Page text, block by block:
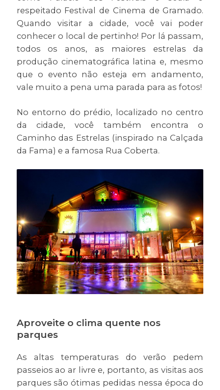
respeitado Festival de Cinema de Gramado.
Quando visitar a cidade, você vai poder
conhecer o local de pertinho! Por lá passam,
todos os anos, as maiores estrelas da
produção cinematográfica latina e, mesmo
que o evento não esteja em andamento,
vale muito a pena uma parada para as fotos!
No entorno do prédio, localizado no centro
da cidade, você também encontra o
Caminho das Estrelas (inspirado na Calçada
da Fama) e a famosa Rua Coberta.
Aproveite o clima quente nos
parques
As altas temperaturas do verão pedem
passeios ao ar livre e, portanto, as visitas aos
parques são ótimas pedidas nessa época do